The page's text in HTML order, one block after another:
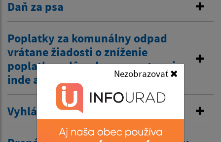
Nezobrazovať
Daň za psa
Poplatky za komunálny odpad
vrátane žiadosti o zníženie
poplatku z dôvodov zamestnania
inde a tiež zťp atď.
Vyhlásenie v miestnom rozhlase